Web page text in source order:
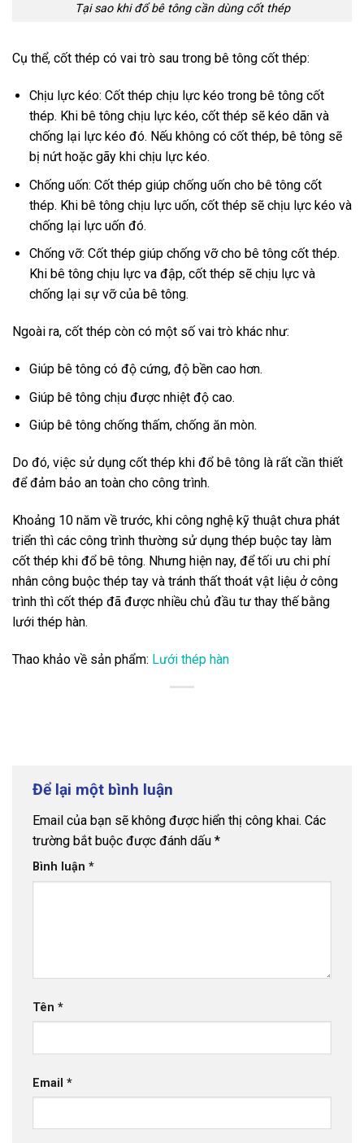
Tại sao khi đổ bê tông cần dùng cốt thép
Cụ thể, cốt thép có vai trò sau trong bê tông cốt thép:
Chịu lực kéo: Cốt thép chịu lực kéo trong bê tông cốt
thép. Khi bê tông chịu lực kéo, cốt thép sẽ kéo dãn và
chống lại lực kéo đó. Nếu không có cốt thép, bê tông sẽ
bị nứt hoặc gãy khi chịu lực kéo.
Chống uốn: Cốt thép giúp chống uốn cho bê tông cốt
thép. Khi bê tông chịu lực uốn, cốt thép sẽ chịu lực kéo và
chống lại lực uốn đó.
Chống vỡ: Cốt thép giúp chống vỡ cho bê tông cốt thép.
Khi bê tông chịu lực va đập, cốt thép sẽ chịu lực và
chống lại sự vỡ của bê tông.
Ngoài ra, cốt thép còn có một số vai trò khác như:
Giúp bê tông có độ cứng, độ bền cao hơn.
Giúp bê tông chịu được nhiệt độ cao.
Giúp bê tông chống thấm, chống ăn mòn.
Do đó, việc sử dụng cốt thép khi đổ bê tông là rất cần thiết
để đảm bảo an toàn cho công trình.
Khoảng 10 năm về trước, khi công nghệ kỹ thuật chưa phát
triển thì các công trình thường sử dụng thép buộc tay làm
cốt thép khi đổ bê tông. Nhưng hiện nay, để tối ưu chi phí
nhân công buộc thép tay và tránh thất thoát vật liệu ở công
trình thì cốt thép đã được nhiều chủ đầu tư thay thế bằng
lưới thép hàn.
Thao khảo về sản phẩm: Lưới thép hàn
Để lại một bình luận
Email của bạn sẽ không được hiển thị công khai. Các
trường bắt buộc được đánh dấu *
Bình luận *
Tên *
Email *